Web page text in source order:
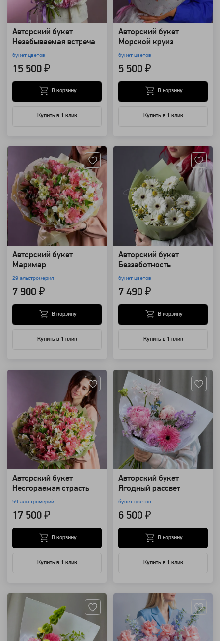
Авторский букет
Незабываемая встреча
букет цветов
15 500 ₽
Купить в 1 клик
В корзину
Авторский букет
Морской круиз
букет цветов
5 500 ₽
Купить в 1 клик
В корзину
Авторский букет
Маримар
29 альстромерия
7 900 ₽
Купить в 1 клик
В корзину
Авторский букет
Беззаботность
букет цветов
7 490 ₽
Купить в 1 клик
В корзину
Авторский букет
Несгораемая страсть
59 альстромерий
17 500 ₽
Купить в 1 клик
В корзину
Авторский букет
Ягодный рассвет
букет цветов
6 500 ₽
Купить в 1 клик
В корзину